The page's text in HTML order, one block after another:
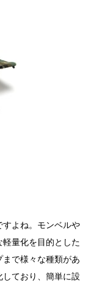
よね。モンベルや
量化を目的とした
で様々な種類があ
ており、簡単に設